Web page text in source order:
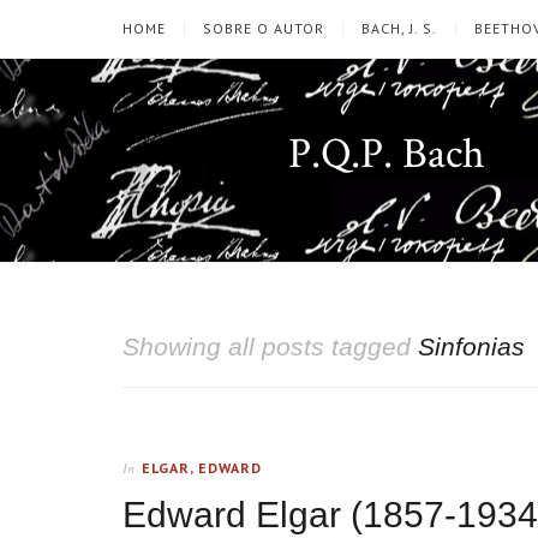
HOME SOBRE O AUTOR BACH, J. S.
P.Q.P. Bach
Showing all posts tagged Sinfonias
In ELGAR, EDWARD
Edward Elgar (1857-